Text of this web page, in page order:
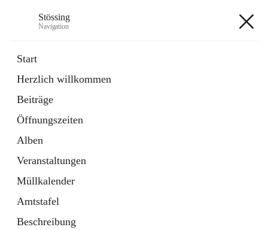
Stössing
Navigation
Start
Herzlich willkommen
Beiträge
Öffnungszeiten
Alben
Veranstaltungen
Müllkalender
Amtstafel
Beschreibung
Datei
in
Tab
Kindergarten
öffnet
in
neuem
Tab